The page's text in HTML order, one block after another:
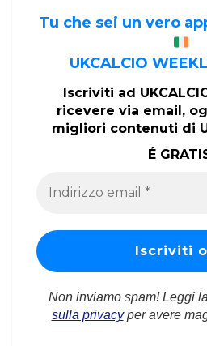
Tu che sei un vero
UKCALCIO
Iscriviti ad
ricevere via email,
migliori contenuti di
É
Non inviamo spam! Leggi
sulla privacyper avere